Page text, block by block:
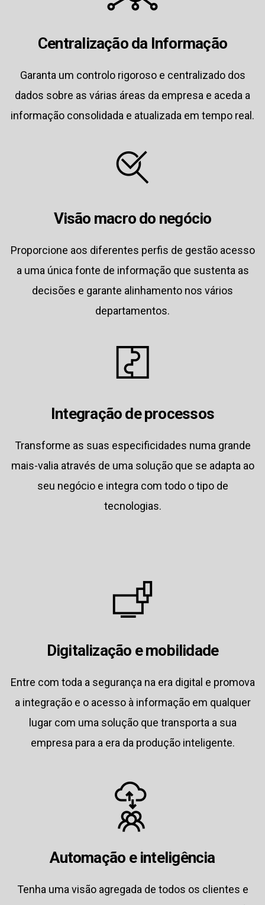
Centralização da Informação
Garanta um controlo rigoroso e centralizado dos
dados sobre as várias áreas da empresa e aceda a
informação consolidada e atualizada em tempo real.
Visão macro do negócio
Proporcione aos diferentes perfis de gestão acesso
a uma única fonte de informação que sustenta as
decisões e garante alinhamento nos vários
departamentos.
Integração de processos
Transforme as suas especificidades numa grande
mais-valia através de uma solução que se adapta ao
seu negócio e integra com todo o tipo de
tecnologias.
Digitalização e mobilidade
Entre com toda a segurança na era digital e promova
a integração e o acesso à informação em qualquer
lugar com uma solução que transporta a sua
empresa para a era da produção inteligente.
Automação e inteligência
Tenha uma visão agregada de todos os clientes e